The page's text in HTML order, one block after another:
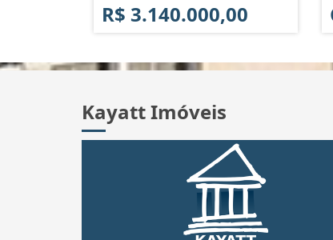
R$ 3.140.000,00
Kayatt Imóveis